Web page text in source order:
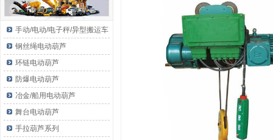
手动/电动/电子秤/异型搬运车
钢丝绳电动葫芦
环链电动葫芦
防爆电动葫芦
冶金/船用电动葫芦
舞台电动葫芦
手拉葫芦系列